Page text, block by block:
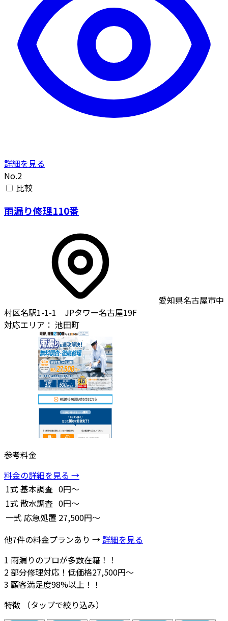
詳細を見る
No.2
比較
雨漏り修理110番
愛知県名古屋市中
村区名駅1-1-1 JPタワー名古屋19F
対応エリア： 池田町
参考料金
料金の詳細を見る →
1式 基本調査 0円～
1式 散水調査 0円～
一式 応急処置 27,500円～
他7件の料金プランあり → 詳細を見る
1 雨漏りのプロが多数在籍！！
2部分修理対応！低価格27,500円～
3 顧客満足度98%以上！！
特徴
（タップで絞り込み）